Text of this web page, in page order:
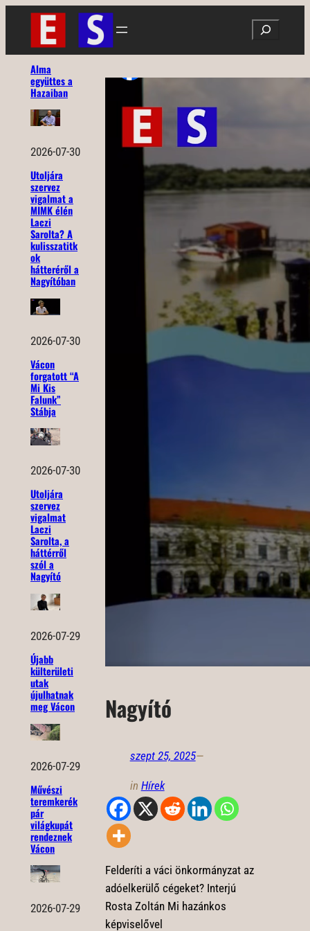
Ugrás
tartalomhoz
Search
Alma
együttes a
Hazaiban
2026-07-30
Utoljára
szervez
vigalmat a
MIMK élén
Laczi
Sarolta? A
kulisszatitk
ok
hátteréről a
Nagyítóban
2026-07-30
Vácon
forgatott “A
Mi Kis
Falunk”
Stábja
2026-07-30
Utoljára
szervez
vigalmat
Laczi
Sarolta, a
háttérről
szól a
Nagyító
2026-07-29
Újabb
külterületi
utak
újulhatnak
meg Vácon
2026-07-29
Művészi
teremkerék
pár
világkupát
rendeznek
Vácon
2026-07-29
Nagyító
szept 25, 2025—
in Hírek
Felderíti a váci önkormányzat az
adóelkerülő cégeket? Interjú
Rosta Zoltán Mi hazánkos
képviselővel